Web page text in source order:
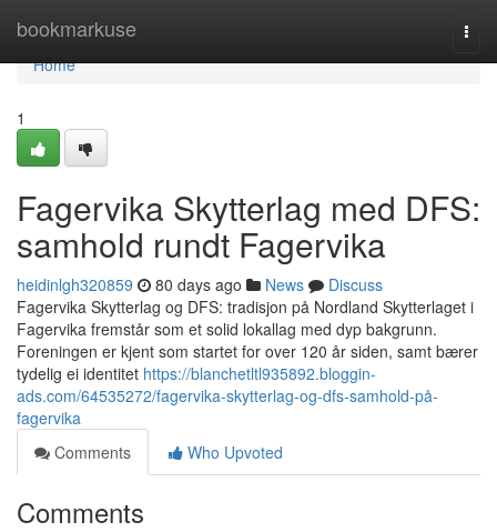
bookmarkuse
Home
Home
1
Fagervika Skytterlag med DFS:
samhold rundt Fagervika
heidinlgh320859 80 days ago News
Discuss
Fagervika Skytterlag og DFS: tradisjon på Nordland Skytterlaget i
Fagervika fremstår som et solid lokallag med dyp bakgrunn.
Foreningen er kjent som startet for over 120 år siden, samt bærer
tydelig ei identitet https://blanchetltl935892.bloggin-
ads.com/64535272/fagervika-skytterlag-og-dfs-samhold-på-
fagervika
Comments
Who Upvoted
Comments